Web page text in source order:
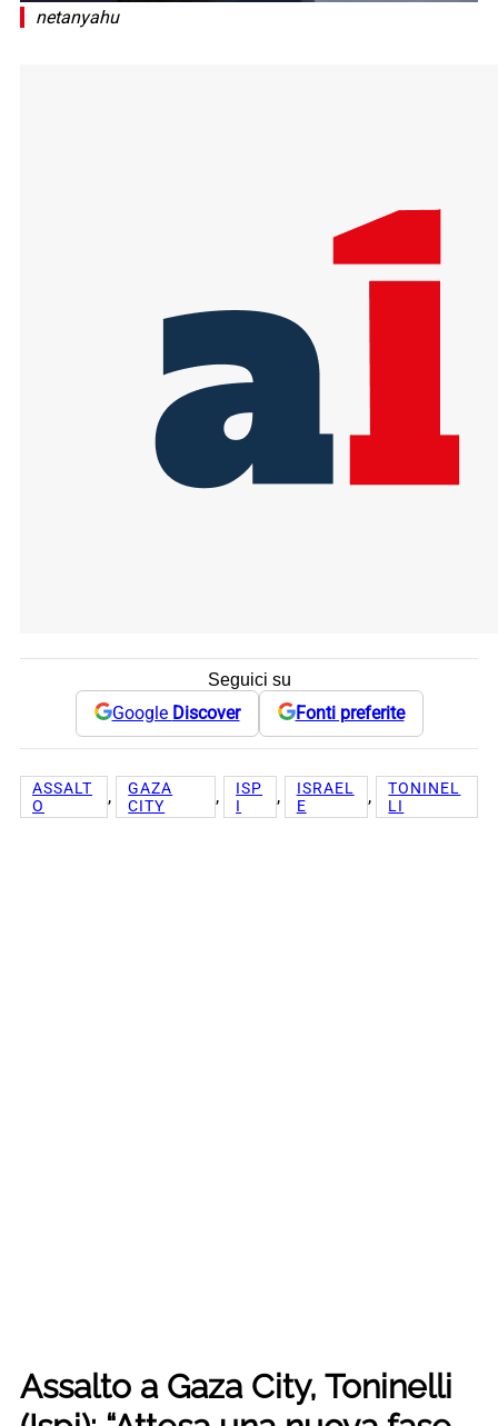
netanyahu
Seguici su
Google Discover Fonti preferite
ASSALT
O
,
GAZA
CITY
,
ISP
I
,
ISRAEL
E
,
TONINEL
LI
Assalto a Gaza City, Toninelli